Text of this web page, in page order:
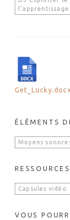
l’apprentissage
ÉLÉMENTS
Moyens
RESSOURCES
Capsules vidéo
VOUS